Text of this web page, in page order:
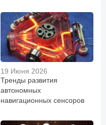
19 Июня 2026
Тренды развития
автономных
навигационных сенсоров